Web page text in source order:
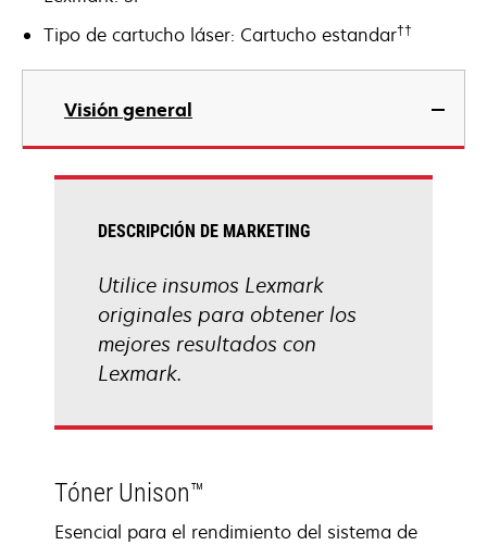
Tipo de cartucho láser: Cartucho estandar††
Visión general
DESCRIPCIÓN DE MARKETING
Utilice insumos Lexmark
originales para obtener los
mejores resultados con
Lexmark.
Tóner Unison™
Esencial para el rendimiento del sistema de